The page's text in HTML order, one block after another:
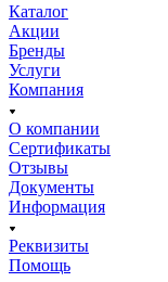
Каталог
Акции
Бренды
Услуги
Компания
О компании
Сертификаты
Отзывы
Документы
Информация
Реквизиты
Помощь